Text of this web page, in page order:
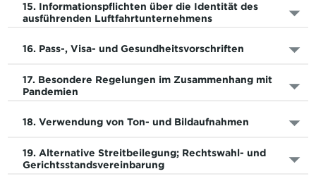
15. Informationspflichten über die Identität des
ausführenden Luftfahrtunternehmens
16. Pass-, Visa- und Gesundheitsvorschriften
17. Besondere Regelungen im Zusammenhang mit
Pandemien
18. Verwendung von Ton- und Bildaufnahmen
19. Alternative Streitbeilegung; Rechtswahl- und
Gerichtsstandsvereinbarung